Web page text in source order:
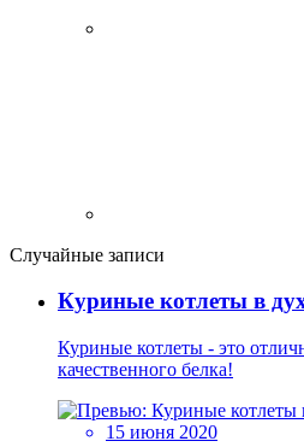
Случайные записи
Куриные котлеты в
Куриные котлеты - это
качественного белка!
15 июня 2020